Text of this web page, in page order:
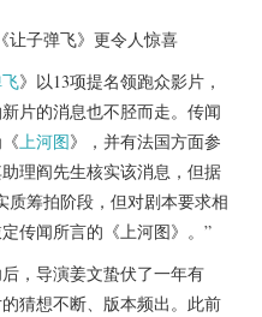
》以13项提名领跑众影片，
片的消息也不胫而走。传闻
上河图》，并有法国方面参
理阎先生核实该消息，但据
质筹拍阶段，但对剧本要求相
传闻所言的《上河图》。”
，导演姜文蛰伏了一年有
猜想不断、版本频出。此前